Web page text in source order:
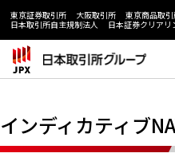
東京証券取引所 大阪取引所 東京商品取
日本取引所自主規制法人
日本証券クリアリ
インディカティブ